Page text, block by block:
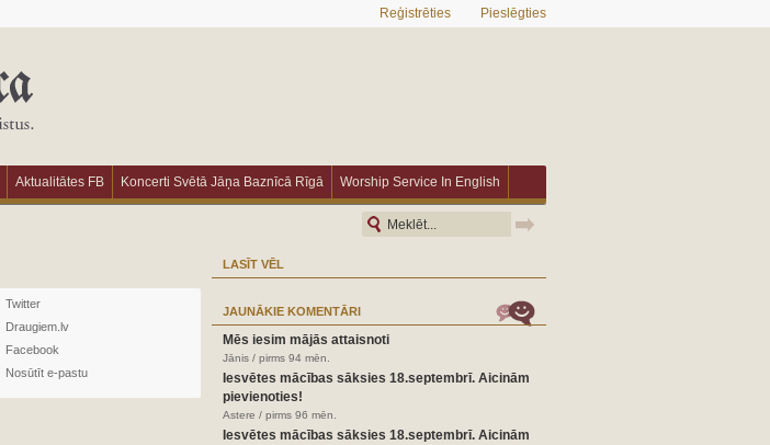
Reģistrēties Pieslēgties
Aktualitātes FB Koncerti Svētā Jāņa Baznīcā Rīgā Worship Service In English
Twitter
Draugiem.lv
Facebook
Nosūtīt e-pastu
LASĪT VĒL
JAUNĀKIE KOMENTĀRI
Mēs iesim mājās attaisnoti
Jānis / pirms 94 mēn.
Iesvētes mācības sāksies 18.septembrī. Aicinām
pievienoties!
Astere / pirms 96 mēn.
Iesvētes mācības sāksies 18.septembrī. Aicinām